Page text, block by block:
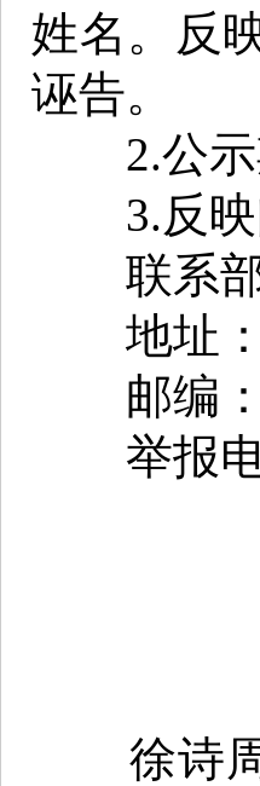
姓名。反
诬告。
2.公示
3.反映
联系部
地址：
邮编：
举报电
徐诗周